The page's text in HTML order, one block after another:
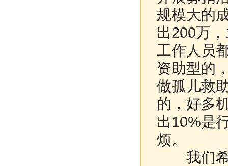
规模大的
出200万
工作人员
资助型的
做孤儿救
的，好多
出10%是
烦。
我们希